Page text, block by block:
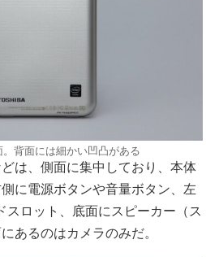
背面には細かい凹凸がある
は、側面に集中しており、本体
側に電源ボタンや音量ボタン、左
スロット、底面にスピーカー（ス
あるのはカメラのみだ。